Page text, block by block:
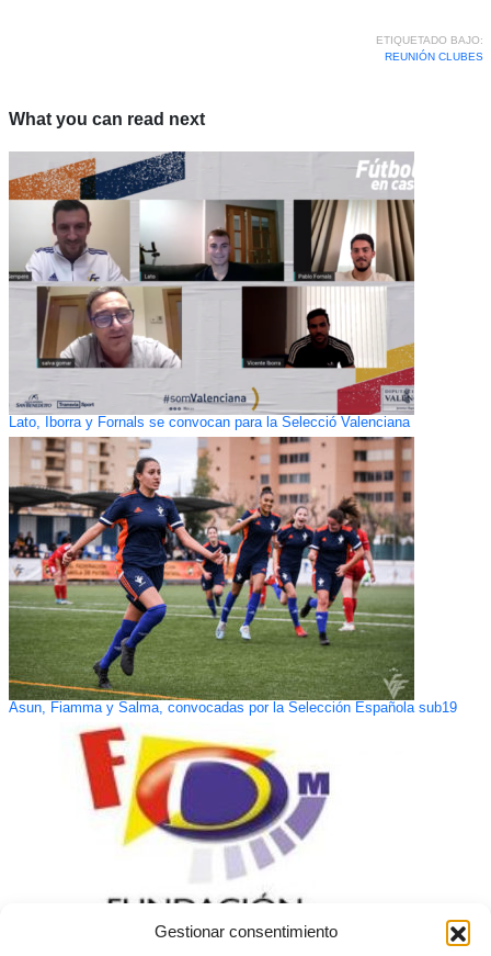
Gestionar consentimiento
ETIQUETADO BAJO:
REUNIÓN CLUBES
What you can read next
Lato, Iborra y Fornals se convocan para la Selecció Valenciana
Asun, Fiamma y Salma, convocadas por la Selección Española sub19